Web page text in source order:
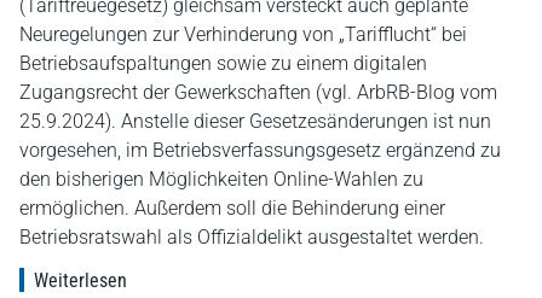
(Tariftreuegesetz) gleichsam versteckt auch geplante
Neuregelungen zur Verhinderung von „Tarifflucht“ bei
Betriebsaufspaltungen sowie zu einem digitalen
Zugangsrecht der Gewerkschaften (vgl. ArbRB-Blog vom
25.9.2024). Anstelle dieser Gesetzesänderungen ist nun
vorgesehen, im Betriebsverfassungsgesetz ergänzend zu
den bisherigen Möglichkeiten Online-Wahlen zu
ermöglichen. Außerdem soll die Behinderung einer
Betriebsratswahl als Offizialdelikt ausgestaltet werden.
Weiterlesen